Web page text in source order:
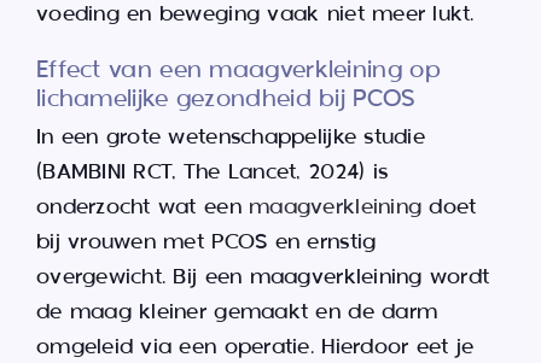
voeding en beweging vaak niet meer lukt.
Effect van een maagverkleining op
lichamelijke gezondheid bij PCOS
In een grote wetenschappelijke studie
(BAMBINI RCT, The Lancet, 2024) is
onderzocht wat een maagverkleining doet
bij vrouwen met PCOS en ernstig
overgewicht. Bij een maagverkleining wordt
de maag kleiner gemaakt en de darm
omgeleid via een operatie. Hierdoor eet je